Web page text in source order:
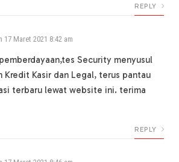
REPLY
17 Maret 2021 8:42 am
Security menyusul
Kredit Kasir dan Legal, terus pantau
terbaru lewat website ini. terima
REPLY